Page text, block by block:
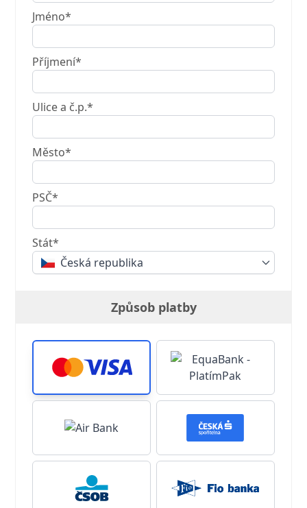
Jméno*
Příjmení*
Ulice a č.p.*
Město*
PSČ*
Stát*
Česká republika
Způsob platby